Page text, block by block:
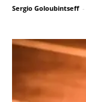
Sergio Goloubintseff -